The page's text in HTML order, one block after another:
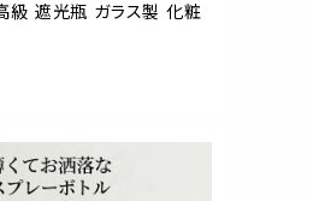
級 遮光瓶 ガラス製 化粧